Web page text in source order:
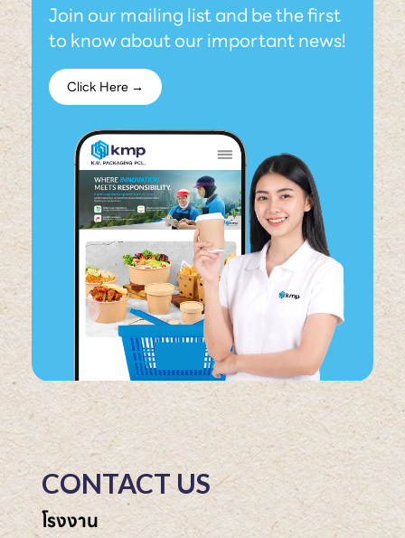
Join our mailing list and be the first
to know about our important news!
Click Here →
CONTACT US
โรงงาน